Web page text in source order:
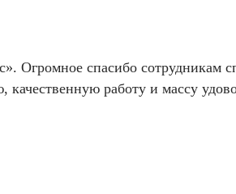
Огромное спасибо сотрудникам
работу и массу